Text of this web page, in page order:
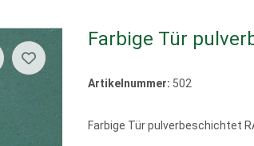
Farbige Tür
Artikelnummer: 502
Farbige Tür pulverbeschichtet